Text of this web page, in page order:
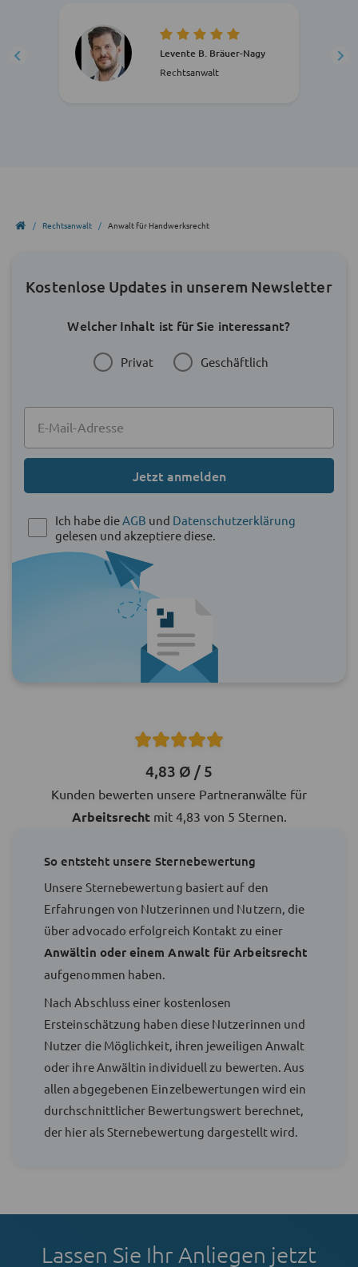
Levente B. Bräuer-Nagy
Rechtsanwalt
Rechtsanwalt Anwalt für Handwerksrecht
Kostenlose Updates in unserem Newsletter
Welcher Inhalt ist für Sie interessant?
Privat Geschäftlich
Jetzt anmelden
Ich habe die AGB und Datenschutzerklärung
gelesen und akzeptiere diese.
4,83 Ø / 5
Kunden bewerten unsere Partneranwälte für
Arbeitsrechtmit 4,83 von 5 Sternen.
So entsteht unsere Sternebewertung
Unsere Sternebewertung basiert auf den
Erfahrungen von Nutzerinnen und Nutzern, die
über advocado erfolgreich Kontakt zu einer
Anwältin oder einem Anwalt für Arbeitsrecht
aufgenommen haben.
Nach Abschluss einer kostenlosen
Ersteinschätzung haben diese Nutzerinnen und
Nutzer die Möglichkeit, ihren jeweiligen Anwalt
oder ihre Anwältin individuell zu bewerten. Aus
allen abgegebenen Einzelbewertungen wird ein
durchschnittlicher Bewertungswert berechnet,
der hier als Sternebewertung dargestellt wird.
Lassen Sie Ihr Anliegen jetzt